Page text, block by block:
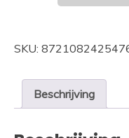
Harding
aantal
SKU:
Beschrijving